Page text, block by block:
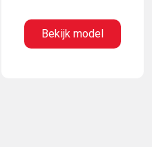
Bekijk model